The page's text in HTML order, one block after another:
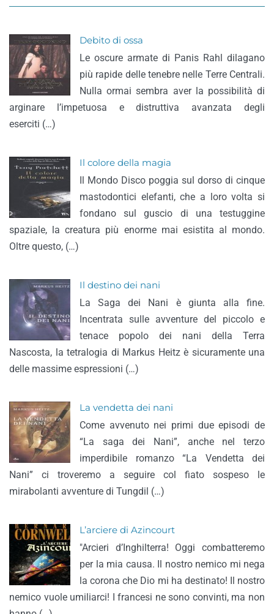
Debito di ossa
Le oscure armate di Panis Rahl dilagano
più rapide delle tenebre nelle Terre Centrali.
Nulla ormai sembra aver la possibilità di
arginare l’impetuosa e distruttiva avanzata degli
eserciti (…)
Il colore della magia
Il Mondo Disco poggia sul dorso di cinque
mastodontici elefanti, che a loro volta si
fondano sul guscio di una testuggine
spaziale, la creatura più enorme mai esistita al mondo.
Oltre questo, (…)
Il destino dei nani
La Saga dei Nani è giunta alla fine.
Incentrata sulle avventure del piccolo e
tenace popolo dei nani della Terra
Nascosta, la tetralogia di Markus Heitz è sicuramente una
delle massime espressioni (…)
La vendetta dei nani
Come avvenuto nei primi due episodi de
“La saga dei Nani”, anche nel terzo
imperdibile romanzo “La Vendetta dei
Nani” ci troveremo a seguire col fiato sospeso le
mirabolanti avventure di Tungdil (…)
L’arciere di Azincourt
"Arcieri d’Inghilterra! Oggi combatteremo
per la mia causa. Il nostro nemico mi nega
la corona che Dio mi ha destinato! Il nostro
nemico vuole umiliarci! I francesi ne sono convinti, ma non